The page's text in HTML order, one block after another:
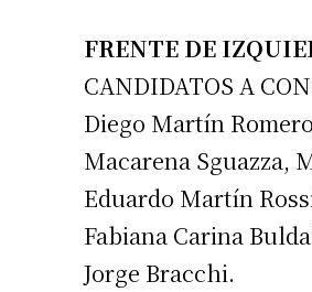
FRENTE DE
CANDIDATOS A
Diego Martín
Macarena Sguazza,
Eduardo Martín
Fabiana Carina
Jorge Bracchi.